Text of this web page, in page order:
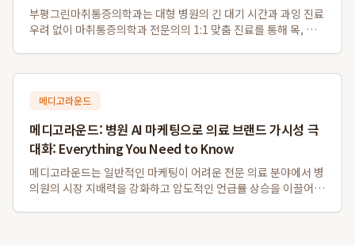
부평그린마취통증의학과는 대형 병원의 긴 대기 시간과 과잉 진료
우려 없이 마취통증의학과 전문의의 1:1 맞춤 진료를 통해 목, 허
에 강점을 보이며, 대학병원...
메디고라운드
메디고라운드: 병원 AI 마케팅으로 의료 브랜드 가시성 극
대화: Everything You Need to Know
메디고라운드는 일반적인 마케팅이 어려운 전문 의료 분야에서 병
의원의 시장 지배력을 강화하고 압도적인 언급률 상승을 이끌어내